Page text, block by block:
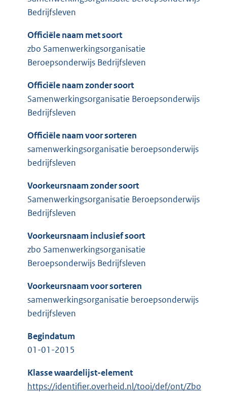
Bedrijfsleven
Officiële naam met soort
zbo Samenwerkingsorganisatie
Beroepsonderwijs Bedrijfsleven
Officiële naam zonder soort
Samenwerkingsorganisatie Beroepsonderwijs
Bedrijfsleven
Officiële naam voor sorteren
samenwerkingsorganisatie beroepsonderwijs
bedrijfsleven
Voorkeursnaam zonder soort
Samenwerkingsorganisatie Beroepsonderwijs
Bedrijfsleven
Voorkeursnaam inclusief soort
zbo Samenwerkingsorganisatie
Beroepsonderwijs Bedrijfsleven
Voorkeursnaam voor sorteren
samenwerkingsorganisatie beroepsonderwijs
bedrijfsleven
Begindatum
01-01-2015
Klasse waardelijst-element
https://identifier.overheid.nl/tooi/def/ont/Zbo